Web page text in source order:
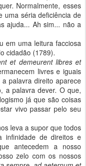
Normalmente, esses
uma séria deficiência de
ajuda... Ah sim... não a
em uma leitura facciosa
cidadão (1789).
et demeurent libres et
livres e iguais
palavra direito aparece
a palavra dever. O que,
já que são coisas
vivo passar pelo seu
leva a supor que todos
infinidade de direitos e
antecedem a nosso
zelo com os nossos